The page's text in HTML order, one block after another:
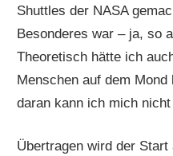
Shuttles der NASA
Besonderes war – ja, so
Theoretisch hätte ich
Menschen auf dem
daran kann ich mich
Übertragen wird der